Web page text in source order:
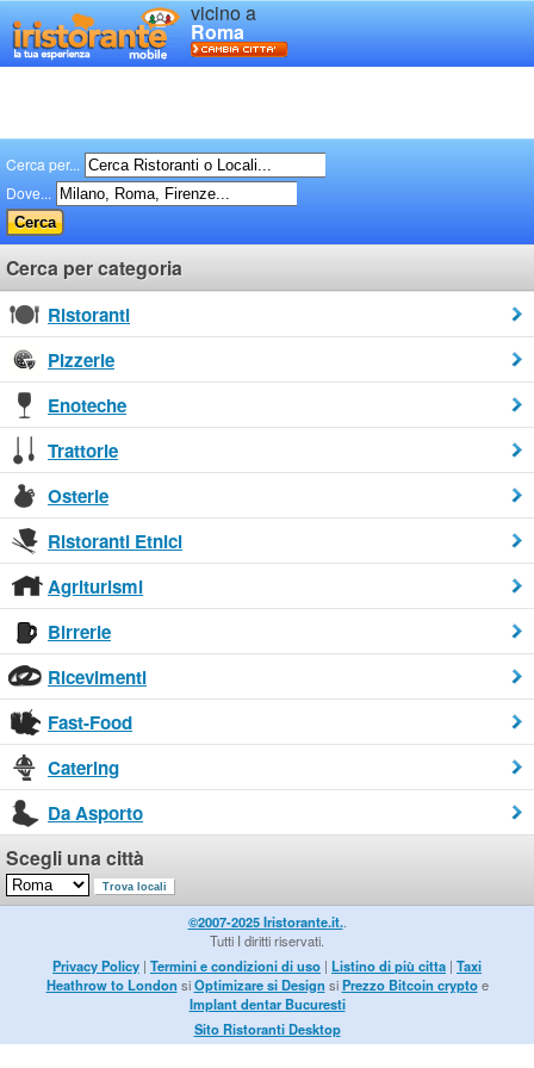
vicino a
Roma
Cerca per...
Dove...
Cerca per categoria
Ristoranti
Pizzerie
Enoteche
Trattorie
Osterie
Ristoranti Etnici
Agriturismi
Birrerie
Ricevimenti
Fast-Food
Catering
Da Asporto
Scegli una città
©2007-2025 Iristorante.it..
Tutti I diritti riservati.
Privacy Policy | Termini e condizioni di uso | Listino di più citta | Taxi
Heathrow to London siOptimizare si Design siPrezzo Bitcoin cryptoe
Implant dentar Bucuresti
Sito Ristoranti Desktop